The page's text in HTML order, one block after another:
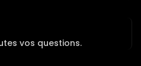
vos questions.